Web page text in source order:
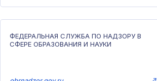
ФЕДЕРАЛЬНАЯ СЛУЖБА ПО НАДЗОРУ В
СФЕРЕ ОБРАЗОВАНИЯ И НАУКИ